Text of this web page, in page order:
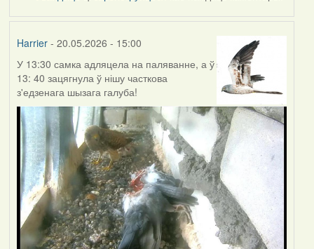
Harrier- 20.05.2026 - 15:00
У 13:30 самка адляцела на паляванне, а ў
13: 40 зацягнула ў нішу часткова
з'едзенага шызага галуба!